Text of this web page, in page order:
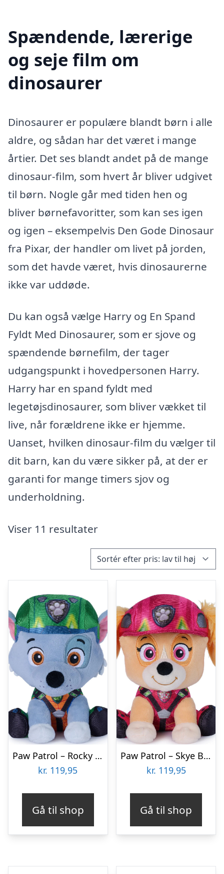
Spændende, lærerige
og seje film om
dinosaurer
Dinosaurer er populære blandt børn i alle
aldre, og sådan har det været i mange
årtier. Det ses blandt andet på de mange
dinosaur-film, som hvert år bliver udgivet
til børn. Nogle går med tiden hen og
bliver børnefavoritter, som kan ses igen
og igen – eksempelvis Den Gode Dinosaur
fra Pixar, der handler om livet på jorden,
som det havde været, hvis dinosaurerne
ikke var uddøde.
Du kan også vælge Harry og En Spand
Fyldt Med Dinosaurer, som er sjove og
spændende børnefilm, der tager
udgangspunkt i hovedpersonen Harry.
Harry har en spand fyldt med
legetøjsdinosaurer, som bliver vækket til
live, når forældrene ikke er hjemme.
Uanset, hvilken dinosaur-film du vælger til
dit barn, kan du være sikker på, at der er
garanti for mange timers sjov og
underholdning.
Viser 11 resultater
Paw Patrol – Rocky Bamse – Dino Filmen – 15 Cm – Gund
kr. 119,95
Gå til shop
Paw Patrol – Skye Bamse – Dino Filmen – 15 Cm – Gund
kr. 119,95
Gå til shop